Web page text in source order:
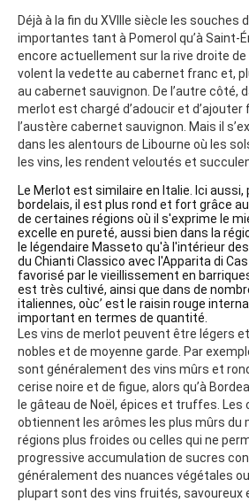
Déjà à la fin du XVIIIe siècle les souches
importantes tant à Pomerol qu’à Saint-
encore actuellement sur la rive droite de
volent la vedette au cabernet franc et,
au cabernet sauvignon. De l’autre côté,
merlot est chargé d’adoucir et
l’austère cabernet sauvignon. Mais il
dans les alentours de Libourne où les
les vins, les rendent veloutés et
Le Merlot est similaire en Italie. Ici
bordelais, il est plus rond et fort grâce
de certaines régions où il s'exprime le
excelle en pureté, aussi bien dans la
le légendaire Masseto qu'à l'intérieur
du Chianti Classico avec l'Apparita di
favorisé par le vieillissement en
est très cultivé, ainsi que dans de
italiennes, oùc’ est le raisin rouge
important en termes de quantité.
Les vins de merlot peuvent être légers
nobles et de moyenne garde. Par
sont généralement des vins mûrs et
cerise noire et de figue, alors qu’à
le gâteau de Noël, épices et truffes.
obtiennent les arômes les plus mûrs du
régions plus froides ou celles qui ne
progressive accumulation de sucres
généralement des nuances végétales
plupart sont des vins fruités, savoureux